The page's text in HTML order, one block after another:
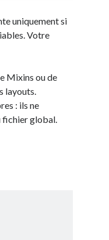
uniquement si
Votre
Mixins ou de
layouts.
: ils ne
fichier global.